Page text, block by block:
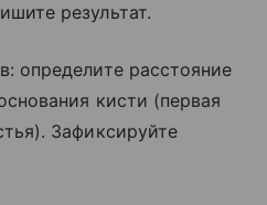
результат.
определите расстояние
кисти (первая
Зафиксируйте